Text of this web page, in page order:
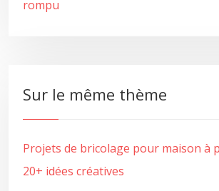
rompu
Sur le même thème
Projets de bricolage pour maison à
20+ idées créatives